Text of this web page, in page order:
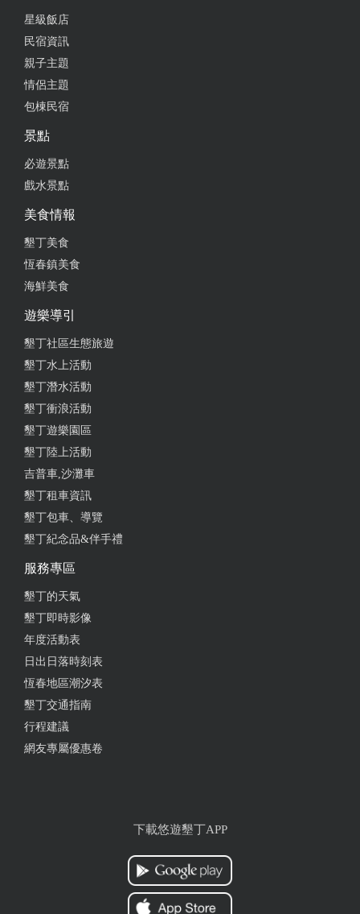
星級飯店
民宿資訊
親子主題
情侶主題
包棟民宿
景點
必遊景點
戲水景點
美食情報
墾丁美食
恆春鎮美食
海鮮美食
遊樂導引
墾丁社區生態旅遊
墾丁水上活動
墾丁潛水活動
墾丁衝浪活動
墾丁遊樂園區
墾丁陸上活動
吉普車,沙灘車
墾丁租車資訊
墾丁包車、導覽
墾丁紀念品&伴手禮
服務專區
墾丁的天氣
墾丁即時影像
年度活動表
日出日落時刻表
恆春地區潮汐表
墾丁交通指南
行程建議
網友專屬優惠卷
下載悠遊墾丁APP